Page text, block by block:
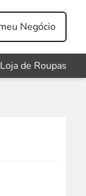
Negócio
Loja de Roupas